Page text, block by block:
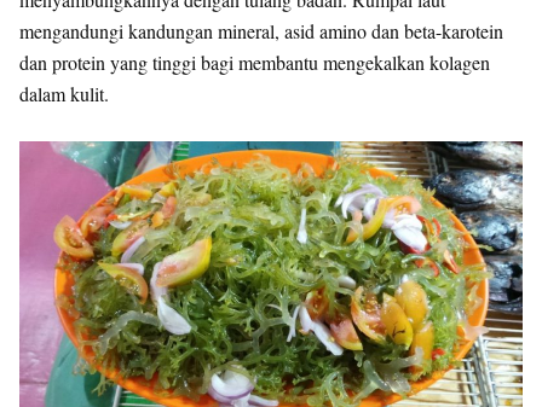
mengandungi kandungan mineral, asid amino dan beta-karotein
dan protein yang tinggi bagi membantu mengekalkan kolagen
dalam kulit.